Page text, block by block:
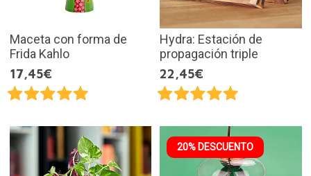
Maceta con forma de
Frida Kahlo
17,45€
Hydra: Estación de
propagación triple
22,45€
20% DESCUENTO